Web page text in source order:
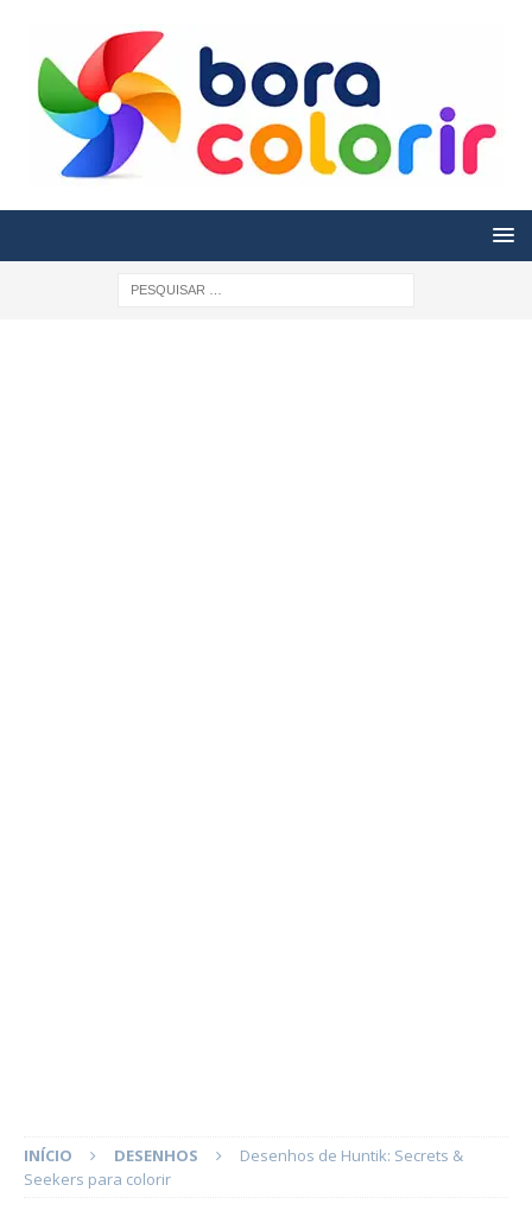
INÍCIO DESENHOS
Desenhos de Huntik: Secrets &
Seekers para colorir